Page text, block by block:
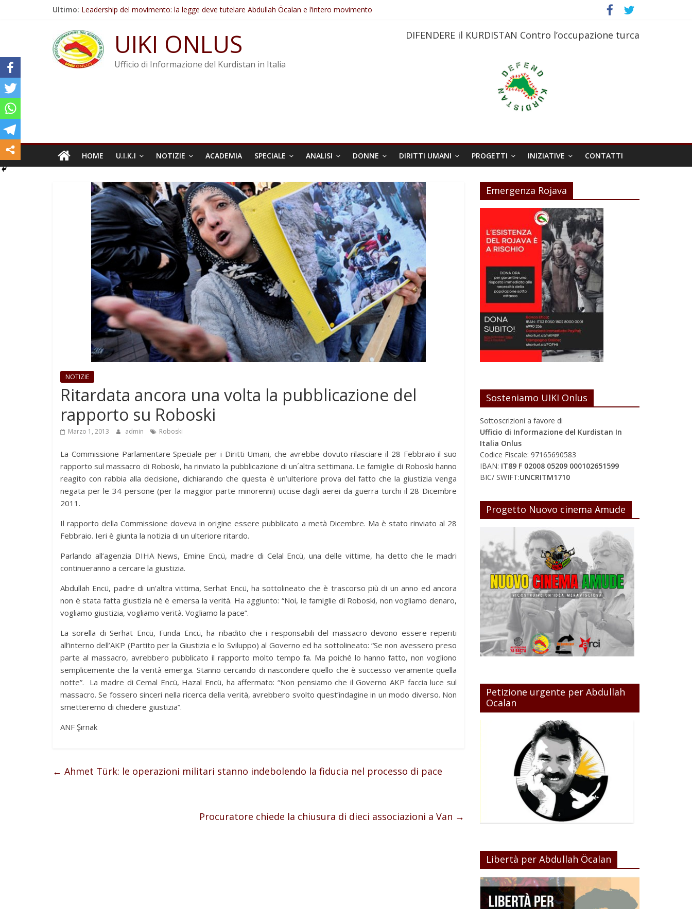
Ultimo: Leadership del movimento: la legge deve tutelare Abdullah Öcalan e l’intero movimento
Non tenere conto della situazione di Rêber Apo ostacolerebbe l’attuazione della legge
Il KNK chiede un’azione internazionale contro i crimini di guerra dell’Iran
Abdullah Öcalan: Le legge negativa deve essere trasformata in legge positiva
UIKI ONLUS
Ufficio di Informazione del Kurdistan in Italia
DIFENDERE il KURDISTAN Contro l’occupazione turca
HOME U.I.K.I NOTIZIE ACADEMIA SPECIALE ANALISI DONNE DIRITTI UMANI PROGETTI INIZIATIVE CONTATTI
NOTIZIE
Ritardata ancora una volta la pubblicazione del
rapporto su Roboski
Marzo 1, 2013 admin Roboski
La Commissione Parlamentare Speciale per i Diritti Umani, che avrebbe dovuto rilasciare il 28 Febbraio il suo
rapporto sul massacro di Roboski, ha rinviato la pubblicazione di un´altra settimana. Le famiglie di Roboski hanno
reagito con rabbia alla decisione, dichiarando che questa è un’ulteriore prova del fatto che la giustizia venga
negata per le 34 persone (per la maggior parte minorenni) uccise dagli aerei da guerra turchi il 28 Dicembre
2011.
Il rapporto della Commissione doveva in origine essere pubblicato a metà Dicembre. Ma è stato rinviato al 28
Febbraio. Ieri è giunta la notizia di un ulteriore ritardo.
Parlando all’agenzia DIHA News, Emine Encü, madre di Celal Encü, una delle vittime, ha detto che le madri
continueranno a cercare la giustizia.
Abdullah Encü, padre di un’altra vittima, Serhat Encü, ha sottolineato che è trascorso più di un anno ed ancora
non è stata fatta giustizia nè è emersa la verità. Ha aggiunto: “Noi, le famiglie di Roboski, non vogliamo denaro,
vogliamo giustizia, vogliamo verità. Vogliamo la pace”.
La sorella di Serhat Encü, Funda Encü, ha ribadito che i responsabili del massacro devono essere reperiti
all’interno dell’AKP (Partito per la Giustizia e lo Sviluppo) al Governo ed ha sottolineato: “Se non avessero preso
parte al massacro, avrebbero pubblicato il rapporto molto tempo fa. Ma poiché lo hanno fatto, non vogliono
semplicemente che la verità emerga. Stanno cercando di nascondere quello che è successo veramente quella
notte”. La madre di Cemal Encü, Hazal Encü, ha affermato: “Non pensiamo che il Governo AKP faccia luce sul
massacro. Se fossero sinceri nella ricerca della verità, avrebbero svolto quest’indagine in un modo diverso. Non
smetteremo di chiedere giustizia”.
ANF Şırnak
← Ahmet Türk: le operazioni militari stanno indebolendo la fiducia nel processo di pace
Procuratore chiede la chiusura di dieci associazioni a Van →
Emergenza Rojava
Sosteniamo UIKI Onlus
Sottoscrizioni a favore di
Ufficio di Informazione del Kurdistan In
Italia Onlus
Codice Fiscale: 97165690583
IBAN: IT89 F 02008 05209 000102651599
BIC/ SWIFT:UNCRITM1710
Progetto Nuovo cinema Amude
Petizione urgente per Abdullah
Ocalan
Libertà per Abdullah Öcalan